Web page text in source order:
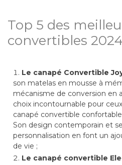
Top 5 des
convertibles
Le canapé Convertible
son matelas en mousse à
mécanisme de conversion en
choix incontournable pour
canapé convertible
Son design contemporain et
personnalisation en font un
de vie ;
Le canapé convertible